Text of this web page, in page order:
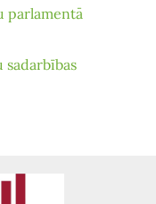
parlamentā
sadarbības